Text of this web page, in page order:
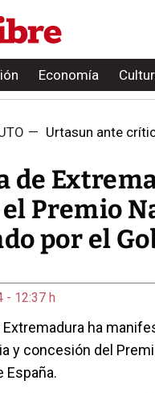
Economía
— Urtasun ante
de
Premio
por el
- 12:37 h
Extremadura ha
y concesión del
España.